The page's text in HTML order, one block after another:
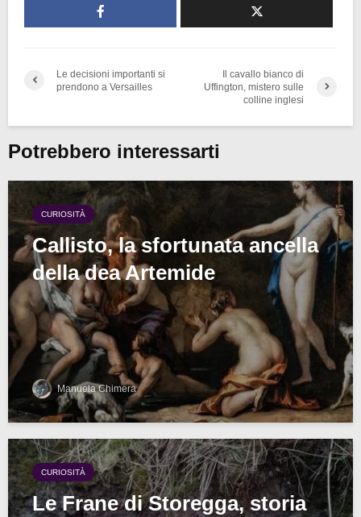
Le decisioni importanti si
prendono a Versailles
Il cavallo bianco di
Uffington, mistero sulle
colline inglesi
Potrebbero interessarti
CURIOSITÀ
Callisto, la sfortunata ancella
della dea Artemide
Manuela Chimera
CURIOSITÀ
Le Frane di Storegga, storia